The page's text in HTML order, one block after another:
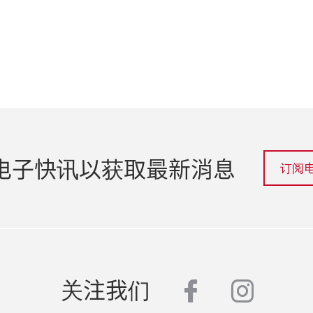
子快讯以获取最新消息 订阅
关注我们 facebook